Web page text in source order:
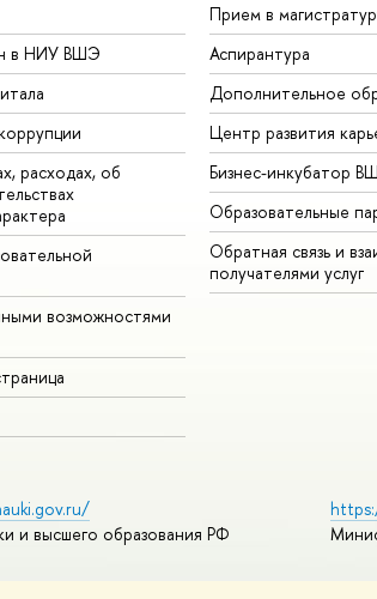
в НИУ ВШЭ
расходах, об
возможностями
Прием в
Аспирантура
Дополнительное
Центр развития
Бизнес-инкубатор
Образовательные
Обратная связь и
получателями услуг
и высшего образования РФ